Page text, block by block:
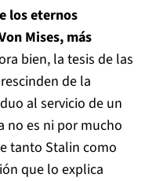
los eternos
Mises, más
bien, la tesis de las
de la
al servicio de un
no es ni por mucho
tanto Stalin como
que lo explica